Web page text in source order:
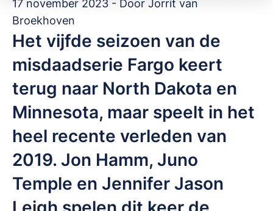
17 november 2023 - Door Jorrit van
Broekhoven
Het vijfde seizoen van de
misdaadserie Fargo keert
terug naar North Dakota en
Minnesota, maar speelt in het
heel recente verleden van
2019. Jon Hamm, Juno
Temple en Jennifer Jason